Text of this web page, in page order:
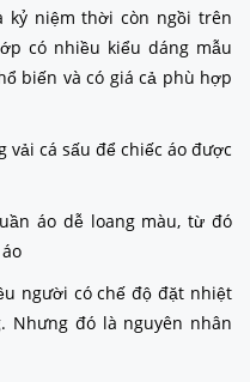
kỷ niệm thời còn ngồi trên
có nhiều kiểu dáng mẫu
biến và có giá cả phù hợp
vải cá sấu để chiếc áo được
áo dễ loang màu, từ đó
người có chế độ đặt nhiệt
Nhưng đó là nguyên nhân